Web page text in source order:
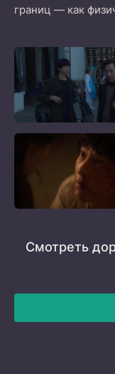
границ — как
Смотреть